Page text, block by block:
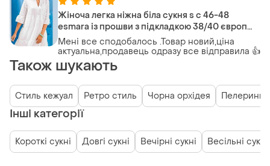
Жіноча легка ніжна біла сукня s с 46-48
esmara із прошви з підкладкою 38/40 європ
нова
Мені все сподобалось .Товар новий,ціна
актуальна,продавець одразу все відправила 👍
Також шукають
Стиль кежуал Ретро стиль Чорна орхідея Пелерини
Інші категорії
Короткі сукні Довгі сукні Вечірні сукні Весільні сукні